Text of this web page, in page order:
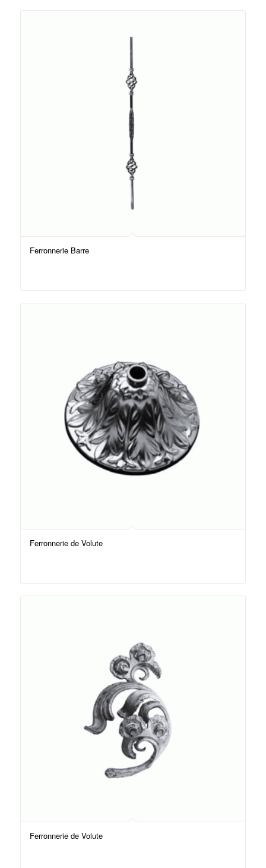
Ferronnerie Barre
Ferronnerie de Volute
Ferronnerie de Volute